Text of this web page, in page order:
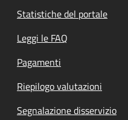
Statistiche del portale
Leggi le FAQ
Pagamenti
Riepilogo valutazioni
Segnalazione disservizio